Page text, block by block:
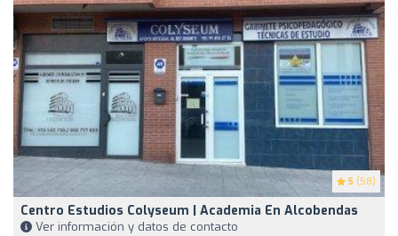
5 (58)
Centro Estudios Colyseum | Academia En Alcobendas
Ver información y datos de contacto